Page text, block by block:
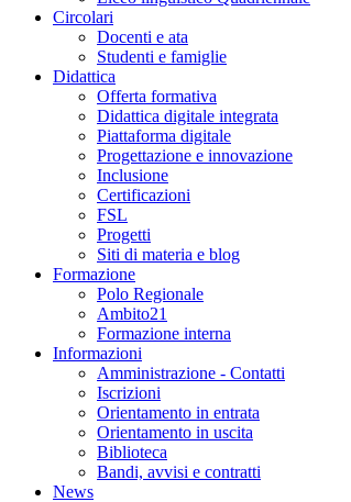
Circolari
Docenti e ata
Studenti e famiglie
Didattica
Offerta formativa
Didattica digitale integrata
Piattaforma digitale
Progettazione e innovazione
Inclusione
Certificazioni
FSL
Progetti
Siti di materia e blog
Formazione
Polo Regionale
Ambito21
Formazione interna
Informazioni
Amministrazione - Contatti
Iscrizioni
Orientamento in entrata
Orientamento in uscita
Biblioteca
Bandi, avvisi e contratti
News